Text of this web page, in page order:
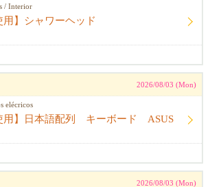
/ Interior
用】シャワーヘッド
2026/08/03 (Mon)
elécricos
用】日本語配列 キーボード ASUS
2026/08/03 (Mon)